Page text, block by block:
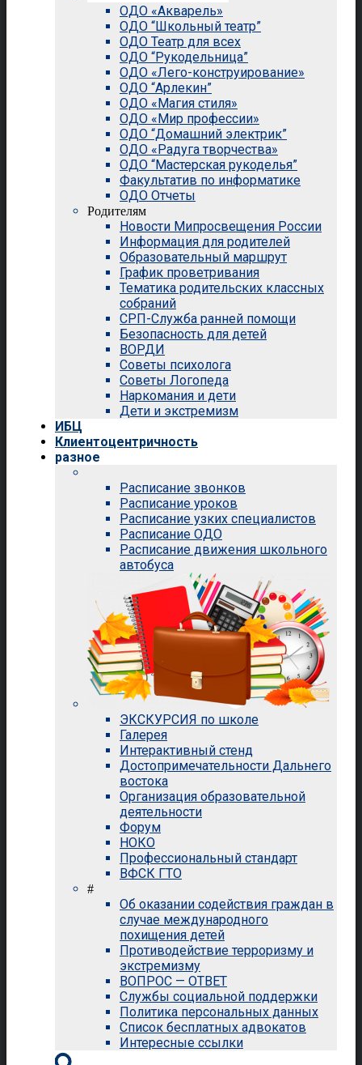
ОДО «Акварель»
ОДО “Школьный театр”
ОДО Театр для всех
ОДО “Рукодельница”
ОДО «Лего-конструирование»
ОДО “Арлекин”
ОДО «Магия стиля»
ОДО «Мир профессии»
ОДО “Домашний электрик”
ОДО «Радуга творчества»
ОДО “Мастерская рукоделья”
Факультатив по информатике
ОДО Отчеты
Родителям
Новости Мипросвещения России
Информация для родителей
Образовательный маршрут
График проветривания
Тематика родительских классных
собраний
СРП-Служба ранней помощи
Безопасность для детей
ВОРДИ
Советы психолога
Советы Логопеда
Наркомания и дети
Дети и экстремизм
ИБЦ
Клиентоцентричность
разное
Расписание звонков
Расписание уроков
Расписание узких специалистов
Расписание ОДО
Расписание движения школьного
автобуса
ЭКСКУРСИЯ по школе
Галерея
Интерактивный стенд
Достопримечательности Дальнего
востока
Организация образовательной
деятельности
Форум
НОКО
Профессиональный стандарт
ВФСК ГТО
#
Об оказании содействия граждан в
случае международного
похищения детей
Противодействие терроризму и
экстремизму
ВОПРОС — ОТВЕТ
Службы социальной поддержки
Политика персональных данных
Список бесплатных адвокатов
Интересные ссылки